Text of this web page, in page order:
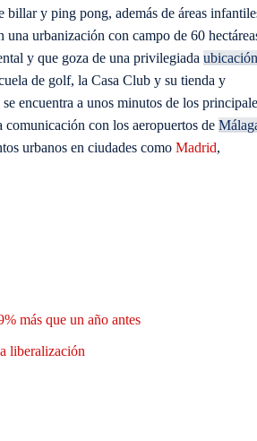
y ping pong, además de áreas
urbanización con campo de 60
y que goza de una privilegiada ubicación
de golf, la Casa Club y su tienda y
encuentra a unos minutos de los
comunicación con los aeropuertos de
urbanos en ciudades como Madrid,
más que un año antes
liberalización